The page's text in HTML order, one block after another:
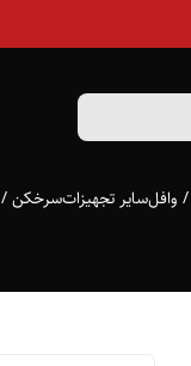
وافلسایر تجهیزاتسرخکن /